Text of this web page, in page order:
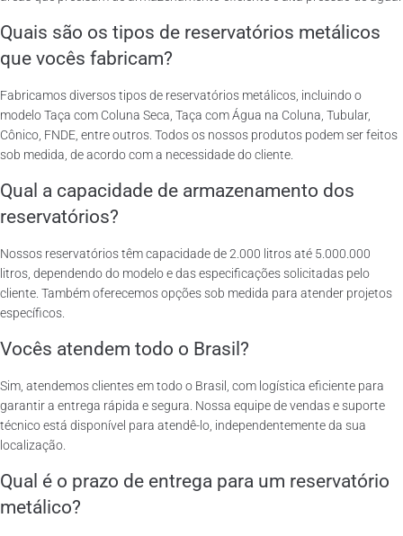
Quais são os tipos de reservatórios metálicos
que vocês fabricam?
Fabricamos diversos tipos de reservatórios metálicos, incluindo o
modelo Taça com Coluna Seca, Taça com Água na Coluna, Tubular,
Cônico, FNDE, entre outros. Todos os nossos produtos podem ser feitos
sob medida, de acordo com a necessidade do cliente.
Qual a capacidade de armazenamento dos
reservatórios?
Nossos reservatórios têm capacidade de 2.000 litros até 5.000.000
litros, dependendo do modelo e das especificações solicitadas pelo
cliente. Também oferecemos opções sob medida para atender projetos
específicos.
Vocês atendem todo o Brasil?
Sim, atendemos clientes em todo o Brasil, com logística eficiente para
garantir a entrega rápida e segura. Nossa equipe de vendas e suporte
técnico está disponível para atendê-lo, independentemente da sua
localização.
Qual é o prazo de entrega para um reservatório
metálico?